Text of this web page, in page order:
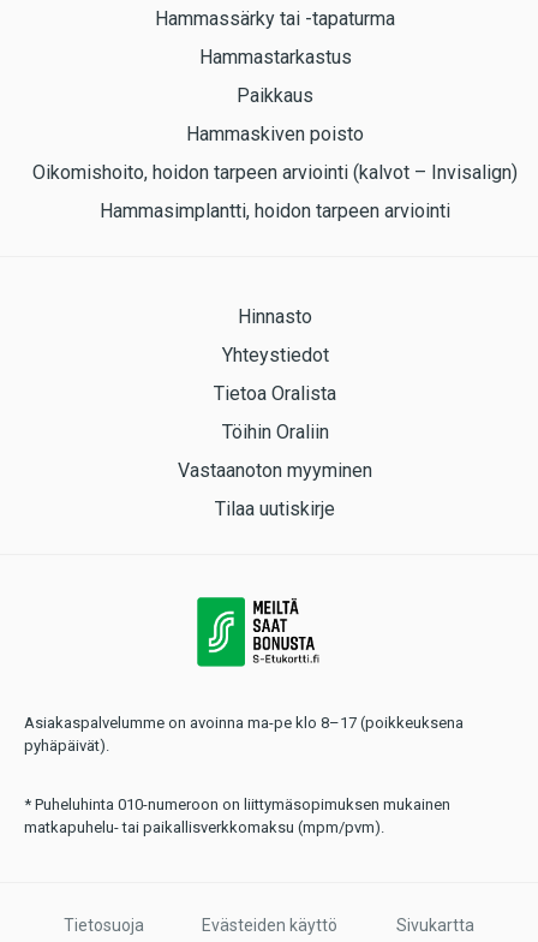
Hammassärky tai -tapaturma
Hammastarkastus
Paikkaus
Hammaskiven poisto
Oikomishoito, hoidon tarpeen arviointi (kalvot – Invisalign)
Hammasimplantti, hoidon tarpeen arviointi
Hinnasto
Yhteystiedot
Tietoa Oralista
Töihin Oraliin
Vastaanoton myyminen
Tilaa uutiskirje
Asiakaspalvelumme on avoinna ma-pe klo 8–17 (poikkeuksena
pyhäpäivät).
* Puheluhinta 010-numeroon on liittymäsopimuksen mukainen
matkapuhelu- tai paikallisverkkomaksu (mpm/pvm).
Tietosuoja Evästeiden käyttö Sivukartta